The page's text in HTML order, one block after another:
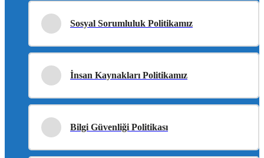
Sosyal Sorumluluk Politikamız
İnsan Kaynakları Politikamız
Bilgi Güvenliği Politikası